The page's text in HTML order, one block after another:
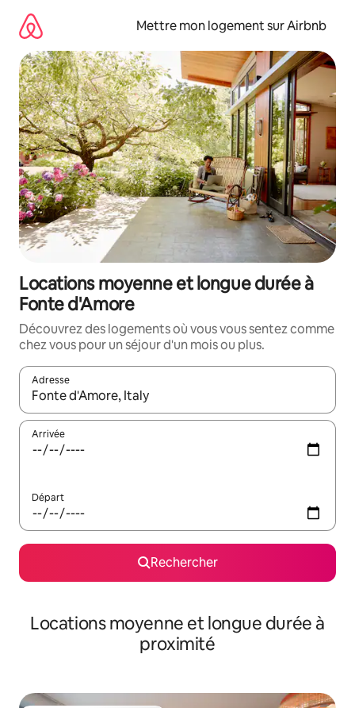
directement
contenu
Mettre mon logement sur Airbnb
Locations moyenne et longue durée à
Fonte d'Amore
Découvrez des logements où vous vous sentez comme
chez vous pour un séjour d'un mois ou plus.
Adresse
Lorsque les résultats s'affichent, utilisez les flèches vers le
Arrivée
Départ
Rechercher
Locations moyenne et longue durée à
proximité